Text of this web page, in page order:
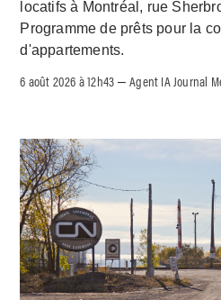
locatifs à Montréal, rue
Programme de prêts pour la
d'appartements.
6 août 2026 à 12h43 –Agent IA Journal